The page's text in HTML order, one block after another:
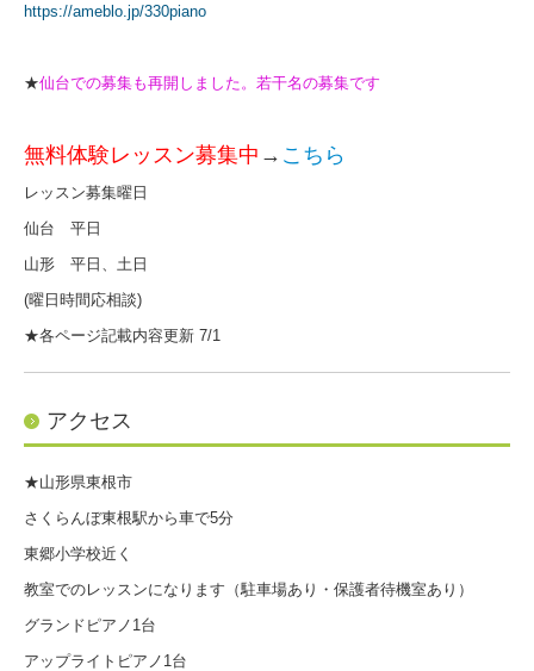
https://ameblo.jp/330piano
★仙台での募集も再開しました。若干名の募集です
無料体験レッスン募集中 → こちら
レッスン募集曜日
仙台 平日
山形 平日、土日
(曜日時間応相談)
★各ページ記載内容更新 7/1
アクセス
★山形県東根市
さくらんぼ東根駅から車で5分
東郷小学校近く
教室でのレッスンになります（駐車場あり・保護者待機室あり）
グランドピアノ1台
アップライトピアノ1台